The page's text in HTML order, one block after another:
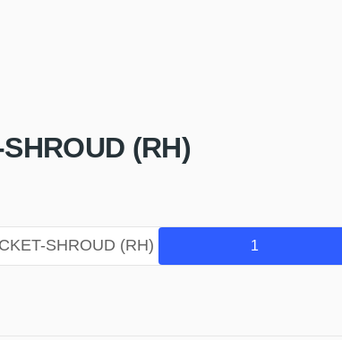
(RH)
SHROUD (RH)